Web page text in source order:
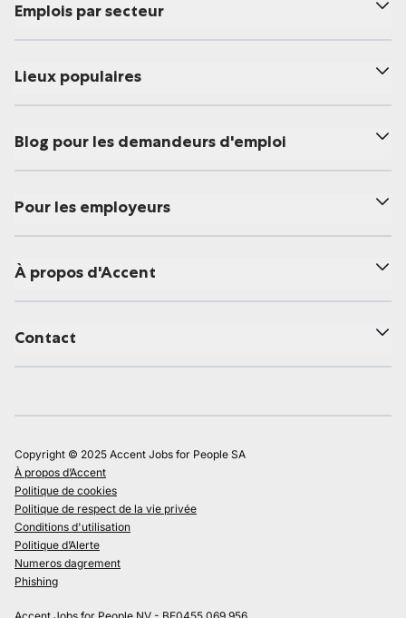
Emplois par secteur
Lieux populaires
Blog pour les demandeurs d'emploi
Pour les employeurs
À propos d'Accent
Contact
Copyright © 2025 Accent Jobs for People SA
À propos d’Accent
Politique de cookies
Politique de respect de la vie privée
Conditions d'utilisation
Politique d’Alerte
Numeros dagrement
Phishing